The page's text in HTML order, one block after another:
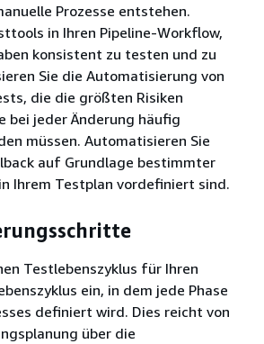
Prozesse entstehen.
in Ihren Pipeline-Workflow,
konsistent zu testen und zu
Sie die Automatisierung von
die die größten Risiken
bei jeder Änderung häufig
müssen. Automatisieren Sie
auf Grundlage bestimmter
Ihrem Testplan vordefiniert sind.
Testlebenszyklus für Ihren
ein, in dem jede Phase
definiert wird. Dies reicht von
über die